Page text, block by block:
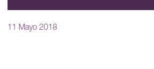
11 Mayo 2018